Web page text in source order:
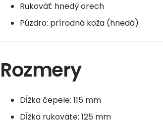
Rukoväť: hnedý orech
Púzdro: prírodná koža (hnedá)
Rozmery
Dĺžka čepele: 115 mm
Dĺžka rukoväte: 125 mm